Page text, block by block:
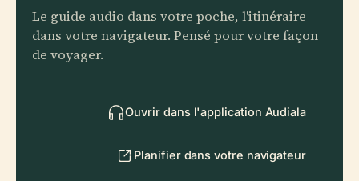
Le guide audio dans votre poche, l'itinéraire
dans votre navigateur. Pensé pour votre façon
de voyager.
Ouvrir dans l'application Audiala
Planifier dans votre navigateur